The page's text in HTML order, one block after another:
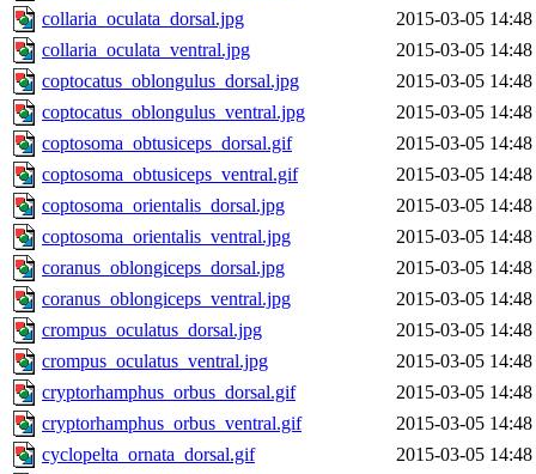
collaria_oculata_dorsal.jpg
2015-03-05 14:48
collaria_oculata_ventral.jpg
2015-03-05 14:48
coptocatus_oblongulus_dorsal.jpg
2015-03-05 14:48
coptocatus_oblongulus_ventral.jpg
2015-03-05 14:48
coptosoma_obtusiceps_dorsal.gif
2015-03-05 14:48
coptosoma_obtusiceps_ventral.gif
2015-03-05 14:48
coptosoma_orientalis_dorsal.jpg
2015-03-05 14:48
coptosoma_orientalis_ventral.jpg
2015-03-05 14:48
coranus_oblongiceps_dorsal.jpg
2015-03-05 14:48
coranus_oblongiceps_ventral.jpg
2015-03-05 14:48
crompus_oculatus_dorsal.jpg
2015-03-05 14:48
crompus_oculatus_ventral.jpg
2015-03-05 14:48
cryptorhamphus_orbus_dorsal.gif
2015-03-05 14:48
cryptorhamphus_orbus_ventral.gif
2015-03-05 14:48
cyclopelta_ornata_dorsal.gif
2015-03-05 14:48